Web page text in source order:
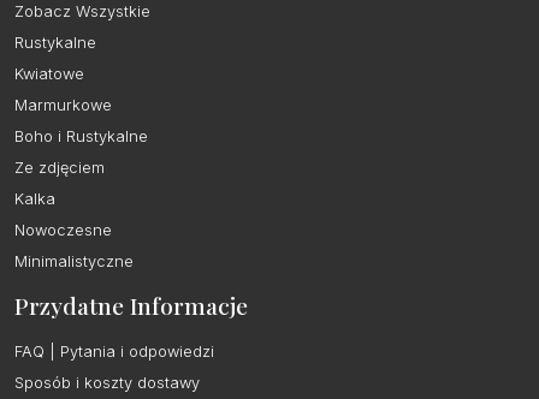
Zobacz Wszystkie
Rustykalne
Kwiatowe
Marmurkowe
Boho i Rustykalne
Ze zdjęciem
Kalka
Nowoczesne
Minimalistyczne
Przydatne Informacje
FAQ | Pytania i odpowiedzi
Sposób i koszty dostawy